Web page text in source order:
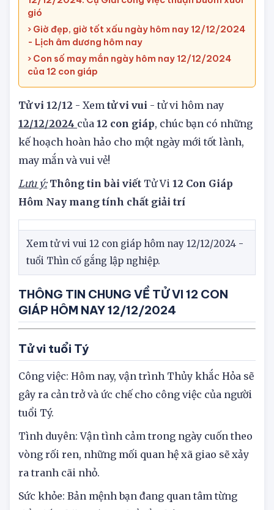
› Tử vi 12 cung hoàng đạo Thứ Năm ngày
12/12/2024: Cự Giải công việc thuận buồm xuôi
gió
› Giờ đẹp, giờ tốt xấu ngày hôm nay 12/12/2024
- Lịch âm dương hôm nay
› Con số may mắn ngày hôm nay 12/12/2024
của 12 con giáp
Tử vi 12/12- Xem tử vi vui- tử vi hôm nay
12/12/2024 của12 con giáp , chúc bạn có những
kế hoạch hoàn hảo cho một ngày mới tốt lành,
may mắn và vui vẻ!
Lưu ý:Thông tin bài viếtTử Vi 12 Con Giáp
Hôm Nay mang tính chất giải trí
Xem tử vi vui 12 con giáp hôm nay 12/12/2024 -
tuổi Thìn cố gắng lập nghiệp.
THÔNG TIN CHUNG VỀ TỬ VI 12 CON
Tử vi tuổi Tý
Công việc: Hôm nay, vận trình Thủy khắc Hỏa sẽ
gây ra cản trở và ức chế cho công việc của người
tuổi Tý.
Tình duyên: Vận tình cảm trong ngày cuốn theo
vòng rối ren, những mối quan hệ xã giao sẽ xảy
ra tranh cãi nhỏ.